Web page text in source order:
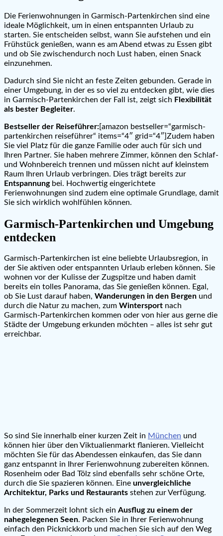
Die Ferienwohnungen in Garmisch-Partenkirchen sind eine
ideale Möglichkeit, um in einen entspannten Urlaub zu
starten. Sie entscheiden selbst, wann Sie aufstehen und ein
Frühstück genießen, wann es am Abend etwas zu Essen gibt
und ob Sie zwischendurch noch Lust haben, einen Snack
einzunehmen.
Dadurch sind Sie nicht an feste Zeiten gebunden. Gerade in
einer Umgebung, in der es so viel zu entdecken gibt, wie dies
in Garmisch-Partenkirchen der Fall ist, zeigt sich Flexibilität
als bester Begleiter.
Bestseller der Reiseführer:[amazon bestseller=“garmisch-
partenkirchen reiseführer“ items=“4″ grid=“4″]Zudem haben
Sie viel Platz für die ganze Familie oder auch für sich und
Ihren Partner. Sie haben mehrere Zimmer, können den Schlaf-
und Wohnbereich trennen und müssen nicht auf kleinstem
Raum Ihren Urlaub verbringen. Dies trägt bereits zur
Entspannungbei. Hochwertig eingerichtete
Ferienwohnungen sind zudem eine optimale Grundlage, damit
Sie sich wirklich wohlfühlen können.
Garmisch-Partenkirchen und Umgebung
entdecken
Garmisch-Partenkirchen ist eine beliebte Urlaubsregion, in
der Sie aktiven oder entspannten Urlaub erleben können. Sie
wohnen vor der Kulisse der Zugspitze und haben damit
bereits ein tolles Panorama, das Sie genießen können. Egal,
ob Sie Lust darauf haben, Wanderungen in den Bergen und
durch die Natur zu machen, zum Wintersport nach
Garmisch-Partenkirchen kommen oder von hier aus gerne die
Städte der Umgebung erkunden möchten – alles ist sehr gut
erreichbar.
So sind Sie innerhalb einer kurzen Zeit in München und
können hier über den Viktualienmarkt flanieren. Vielleicht
möchten Sie für das Abendessen einkaufen, das Sie dann
ganz entspannt in Ihrer Ferienwohnung zubereiten können.
Rosenheim oder Bad Tölz sind ebenfalls sehr schöne Orte,
durch die Sie spazieren können. Eine unvergleichliche
Architektur, Parks und Restaurants stehen zur Verfügung.
In der Sommerzeit lohnt sich ein Ausflug zu einem der
nahegelegenen Seen. Packen Sie in Ihrer Ferienwohnung
einfach den Picknickkorb und machen Sie sich auf den Weg